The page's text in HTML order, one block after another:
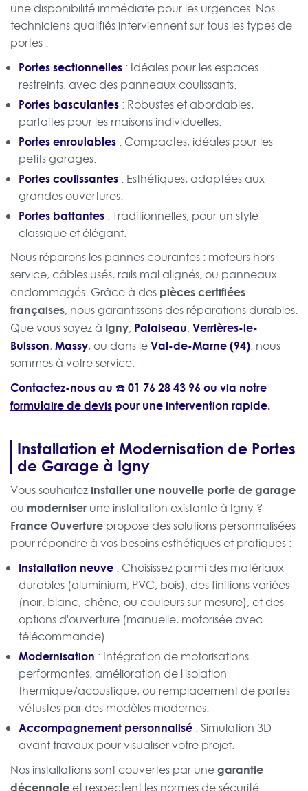
une disponibilité immédiate pour les urgences. Nos
techniciens qualifiés interviennent sur tous les types de
portes :
Portes sectionnelles : Idéales pour les espaces
restreints, avec des panneaux coulissants.
Portes basculantes : Robustes et abordables,
parfaites pour les maisons individuelles.
Portes enroulables : Compactes, idéales pour les
petits garages.
Portes coulissantes : Esthétiques, adaptées aux
grandes ouvertures.
Portes battantes : Traditionnelles, pour un style
classique et élégant.
Nous réparons les pannes courantes : moteurs hors
service, câbles usés, rails mal alignés, ou panneaux
endommagés. Grâce à des pièces certifiées
françaises, nous garantissons des réparations durables.
Que vous soyez à Igny, Palaiseau, Verrières-le-
Buisson, Massy, ou dans leVal-de-Marne (94), nous
sommes à votre service.
Contactez-nous au ☎️01 76 28 43 96 ou via notre
formulaire de devis pour une intervention rapide.
Installation et Modernisation de Portes
de Garage à Igny
Vous souhaitezinstaller une nouvelle porte de garage
ou moderniser une installation existante à Igny ?
France Ouverture propose des solutions personnalisées
pour répondre à vos besoins esthétiques et pratiques :
Installation neuve : Choisissez parmi des matériaux
durables (aluminium, PVC, bois), des finitions variées
(noir, blanc, chêne, ou couleurs sur mesure), et des
options d'ouverture (manuelle, motorisée avec
télécommande).
Modernisation : Intégration de motorisations
performantes, amélioration de l'isolation
thermique/acoustique, ou remplacement de portes
vétustes par des modèles modernes.
Accompagnement personnalisé : Simulation 3D
avant travaux pour visualiser votre projet.
Nos installations sont couvertes par unegarantie
décennale et respectent les normes de sécurité